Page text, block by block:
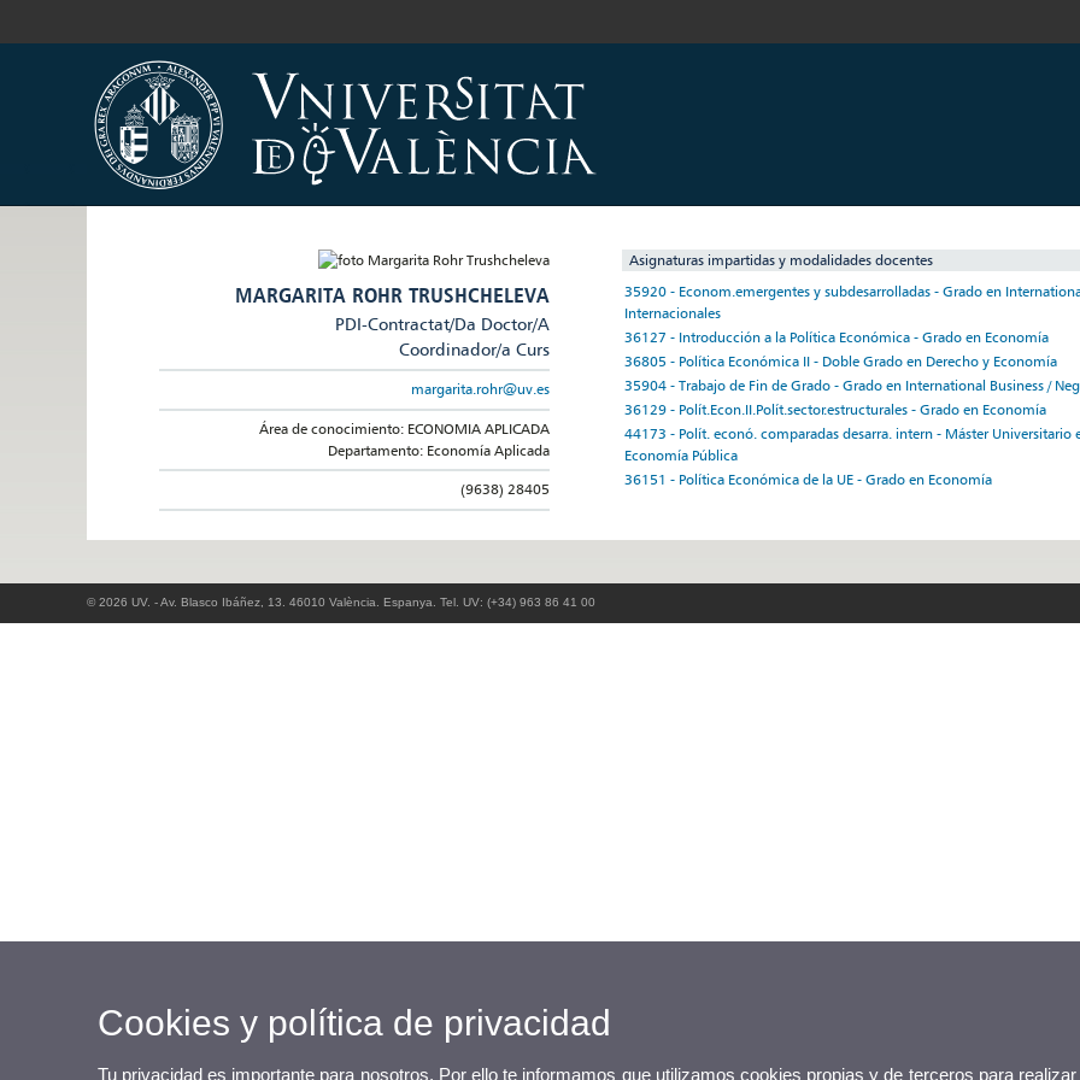
MARGARITA ROHR TRUSHCHELEVA
PDI-Contractat/Da Doctor/A
Coordinador/a Curs
margarita.rohr@uv.es
Área de conocimiento: ECONOMIA APLICADA
Departamento: Economía Aplicada
(9638) 28405
Asignaturas impartidas y modalidades docentes
35920 - Econom.emergentes y subdesarrolladas - Grado en
Internacionales
36127 - Introducción a la Política Económica - Grado en Economía
36805 - Política Económica II - Doble Grado en Derecho y Economía
35904 - Trabajo de Fin de Grado - Grado en International Business /
36129 - Polít.Econ.II.Polít.sector.estructurales - Grado en Economía
44173 - Polít. econó. comparadas desarra. intern - Máster Universitario
Economía Pública
36151 - Política Económica de la UE - Grado en Economía
© 2026 UV. - Av. Blasco Ibáñez, 13. 46010 València. Espanya. Tel. UV: (+34) 963 86 41 00
Cookies y política de privacidad
Tu privacidad es importante para nosotros. Por ello te informamos que utilizamos cookies propias y de terceros para realizar